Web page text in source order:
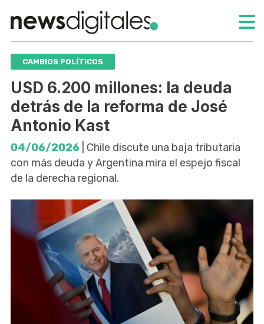
CAMBIOS POLÍTICOS
USD 6.200 millones: la deuda
detrás de la reforma de José
Antonio Kast
04/06/2026 | Chile discute una baja tributaria
con más deuda y Argentina mira el espejo fiscal
de la derecha regional.